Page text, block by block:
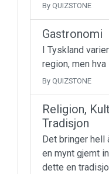
By QUIZSTONE
Gastronomi
I Tyskland
region, men
By QUIZSTONE
Religion,
Tradisjon
Det bringer hell
en mynt gjemt
dette en